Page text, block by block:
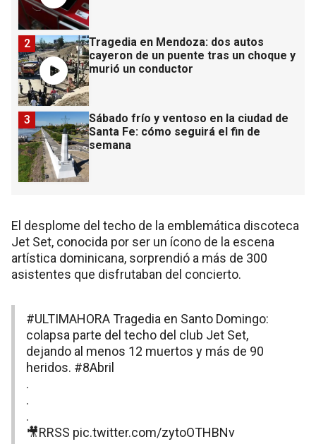
Tragedia en Mendoza: dos autos
cayeron de un puente tras un choque y
murió un conductor
2
Sábado frío y ventoso en la ciudad de
Santa Fe: cómo seguirá el fin de
semana
3
El desplome del techo de la emblemática discoteca
Jet Set, conocida por ser un ícono de la escena
artística dominicana, sorprendió a más de 300
asistentes que disfrutaban del concierto.
#ULTIMAHORATragedia en Santo Domingo:
colapsa parte del techo del club Jet Set,
dejando al menos 12 muertos y más de 90
heridos. #8Abril
.
.
.
🎥RRSS pic.twitter.com/zytoOTHBNv